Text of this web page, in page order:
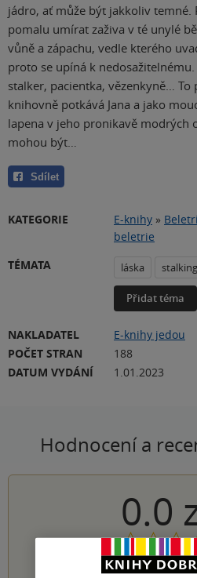
jádro, ať může být jakkoliv temné.
pomalu umírat zaživa v té unylé
vůně a zápachu, vedle kterého
proto se upíná k
stalker, pacientka, vězenkyně…
knihovně potkává Jana a jako
lapena v jeho pronikavě modrých
mohou být…
Sdílet
KATEGORIE E-knihy »
beletrie
TÉMATA
láska stalking
Přidat téma
NAKLADATEL
E-knihy jedou
POČET STRAN
188
DATUM VYDÁNÍ
1.01.2023
Hodnocení a
0.0
0hodnocení